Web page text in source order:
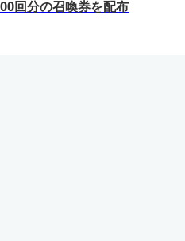
回分の召喚券を配布